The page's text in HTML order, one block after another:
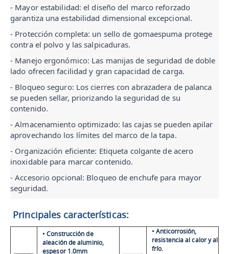
- Mayor estabilidad: el diseño del marco reforzado
garantiza una estabilidad dimensional excepcional.
- Protección completa: un sello de gomaespuma protege
contra el polvo y las salpicaduras.
- Manejo ergonómico: Las manijas de seguridad de doble
lado ofrecen facilidad y gran capacidad de carga.
- Bloqueo seguro: Los cierres con abrazadera de palanca
se pueden sellar, priorizando la seguridad de su
contenido.
- Almacenamiento optimizado: las cajas se pueden apilar
aprovechando los límites del marco de la tapa.
- Organización eficiente: Etiqueta colgante de acero
inoxidable para marcar contenido.
- Accesorio opcional: Bloqueo de enchufe para mayor
seguridad.
Principales características:
• Construcción de
aleación de aluminio,
espesor 1.0mm
• Anticorrosión,
resistencia al calor y al
frío.